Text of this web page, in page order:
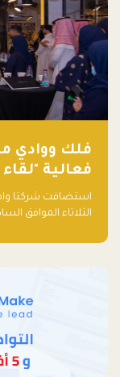
فلك ووادي
فعالية
في المنطقة"
استضافت شركتا
الثلاثاء الموافق
مشاركاً من أبرز